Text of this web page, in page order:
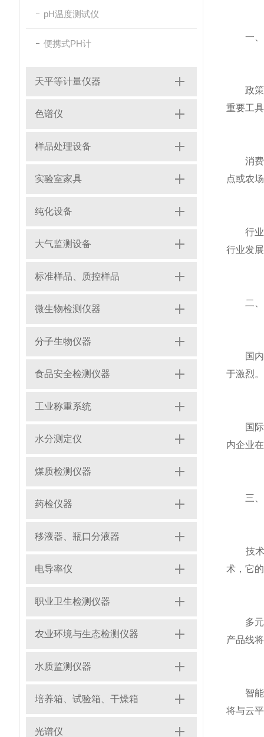
pH温度测试仪
便携式PH计
天平等计量仪器
色谱仪
样品处理设备
实验室家具
纯化设备
大气监测设备
标准样品、质控样品
微生物检测仪器
分子生物仪器
食品安全检测仪器
工业称重系统
水分测定仪
煤质检测仪器
药检仪器
移液器、瓶口分液器
电导率仪
职业卫生检测仪器
农业环境与生态检测仪器
水质监测仪器
培养箱、试验箱、干燥箱
光谱仪
一、
政策推
重要工
消费者
点或农
行业发
行业发
二、
国内市
于激烈
国际市
内企业
三、
技术创
术，它
多元化
产品线
智能化
将与云